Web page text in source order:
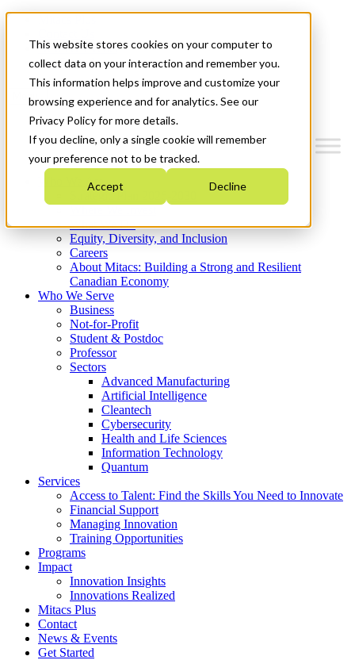
This website stores cookies on your computer to
collect data on your interaction and remember you.
This information helps improve and customize your
browsing experience and for analytics. See our
Privacy Policy for more details.
If you decline, only a single cookie will remember
your preference not to be tracked.
Accept Decline
News & Events
Get Started
Menu
Who We Are
Strategic Plan 2026-2030
What We Do
Equity, Diversity, and Inclusion
Careers
About Mitacs: Building a Strong and Resilient
Canadian Economy
Who We Serve
Business
Not-for-Profit
Student & Postdoc
Professor
Sectors
Advanced Manufacturing
Artificial Intelligence
Cleantech
Cybersecurity
Health and Life Sciences
Information Technology
Quantum
Services
Access to Talent: Find the Skills You Need to Innovate
Financial Support
Managing Innovation
Training Opportunities
Programs
Impact
Innovation Insights
Innovations Realized
Mitacs Plus
Contact
News & Events
Get Started